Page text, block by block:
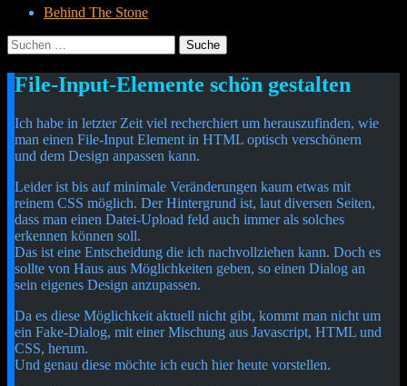
Behind The Stone
Suche
nach:
Cetheus Blog
File-Input-Elemente schön gestalten
Ich habe in letzter Zeit viel recherchiert um herauszufinden, wie
man einen File-Input Element in HTML optisch verschönern
und dem Design anpassen kann.
Leider ist bis auf minimale Veränderungen kaum etwas mit
reinem CSS möglich. Der Hintergrund ist, laut diversen Seiten,
dass man einen Datei-Upload feld auch immer als solches
erkennen können soll.
Das ist eine Entscheidung die ich nachvollziehen kann. Doch es
sollte von Haus aus Möglichkeiten geben, so einen Dialog an
sein eigenes Design anzupassen.
Da es diese Möglichkeit aktuell nicht gibt, kommt man nicht um
ein Fake-Dialog, mit einer Mischung aus Javascript, HTML und
CSS, herum.
Und genau diese möchte ich euch hier heute vorstellen.